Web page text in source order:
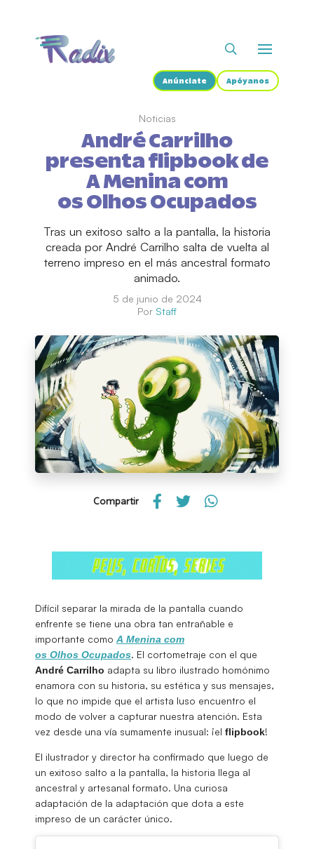
Anúnciate Apóyanos
Noticias
André Carrilho
presenta flipbook de
A Menina com
os Olhos Ocupados
Tras un exitoso salto a la pantalla, la historia
creada por André Carrilho salta de vuelta al
terreno impreso en el más ancestral formato
animado.
5 de junio de 2024
Por Staff
Compartir
Difícil separar la mirada de la pantalla cuando
enfrente se tiene una obra tan entrañable e
importante como A Menina com
os Olhos Ocupados. El cortometraje con el que
André Carrilho adapta su libro ilustrado homónimo
enamora con su historia, su estética y sus mensajes,
lo que no impide que el artista luso encuentro el
modo de volver a capturar nuestra atención. Esta
vez desde una vía sumamente inusual: ¡el flipbook!
El ilustrador y director ha confirmado que luego de
un exitoso salto a la pantalla, la historia llega al
ancestral y artesanal formato. Una curiosa
adaptación de la adaptación que dota a este
impreso de un carácter único.